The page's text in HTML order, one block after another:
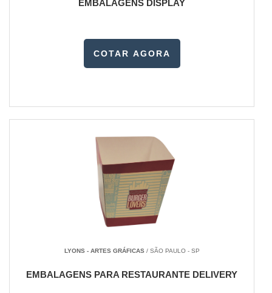
EMBALAGENS DISPLAY
COTAR AGORA
LYONS - ARTES GRÁFICAS/ SÃO PAULO - SP
EMBALAGENS PARA RESTAURANTE DELIVERY